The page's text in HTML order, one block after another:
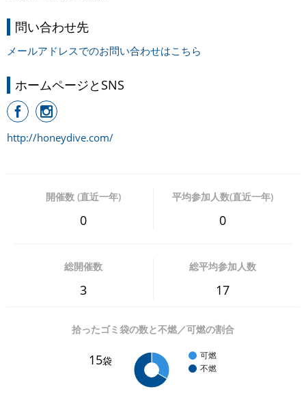
問い合わせ先
メールアドレスでのお問い合わせはこちら
ホームページとSNS
http://honeydive.com/
開催数 (直近一年)
0
平均参加人数(直近一年)
0
総開催数
3
総平均参加人数
17
拾ったゴミ袋の数と不燃／可燃の割合
15袋
可燃
不燃